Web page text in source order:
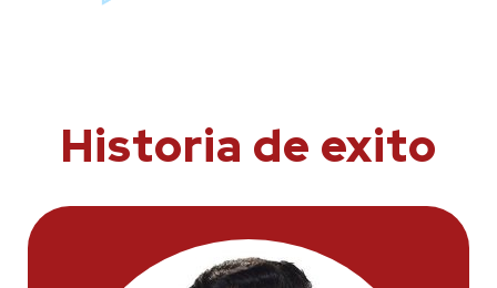
Historia de exito